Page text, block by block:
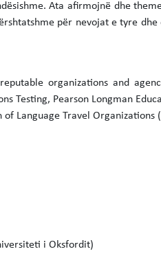
Ata afirmojnë dhe
për nevojat e tyre
organizations and agencies
Testing, Pearson Longman
Language Travel Organizations
i Oksfordit)